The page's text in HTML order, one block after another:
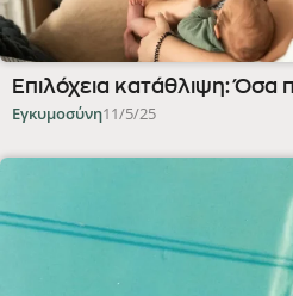
Επιλόχεια κατάθλιψη: Όσα
Εγκυμοσύνη11/5/25